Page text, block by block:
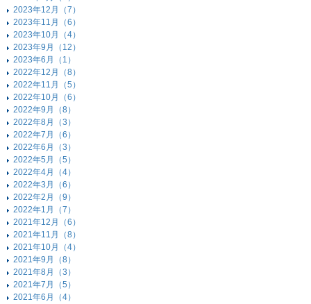
2023年12月（7）
2023年11月（6）
2023年10月（4）
2023年9月（12）
2023年6月（1）
2022年12月（8）
2022年11月（5）
2022年10月（6）
2022年9月（8）
2022年8月（3）
2022年7月（6）
2022年6月（3）
2022年5月（5）
2022年4月（4）
2022年3月（6）
2022年2月（9）
2022年1月（7）
2021年12月（6）
2021年11月（8）
2021年10月（4）
2021年9月（8）
2021年8月（3）
2021年7月（5）
2021年6月（4）